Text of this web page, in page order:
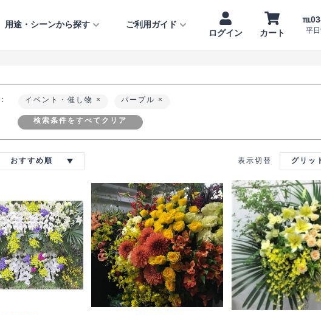
ラワー
用途・シーンから探す
移転・増床祝い
竣工・落成祝い
上場祝い・周年記念
イベント・催し物
特集ー大事な方への気晴ら
しのための花贈り
個人のお祝い
誕生日
出産祝い
結婚祝い・結婚記念日
お悔やみ・お供え
お見舞い・快気祝い
イベント・催し物
公演祝い・楽屋見舞い
結婚祝い・結婚記念日
クリスマス
入社式
桜 ― SAKURA ―
ご利用ガイド
当店について
よくあるご質問
お知らせ
ログイン カート 平
イベント・催し物 パープル
検索条件をすべてクリア
おすすめ順 表示切替 グリッ